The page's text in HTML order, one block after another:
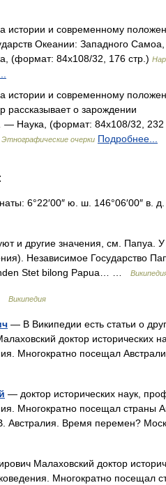
истории и современному
Океании: Западного Самоа,
(формат: 84x108/32, 176 стр.)
истории и современному
рассказывает о зарождении
Наука, (формат: 84x108/32, 232
очерки Подробнее...
6°22′00″ ю. ш. 146°06′00″ в.
и другие значения, см. Папуа.
Независимое Государство
Stet bilong Papua… …
Википедия
— В Википедии есть статьи о
доктор исторических
Многократно посещал
— доктор исторических наук,
Многократно посещал страны
Австралия. Время перемен?
Малаховский доктор
Многократно посещал